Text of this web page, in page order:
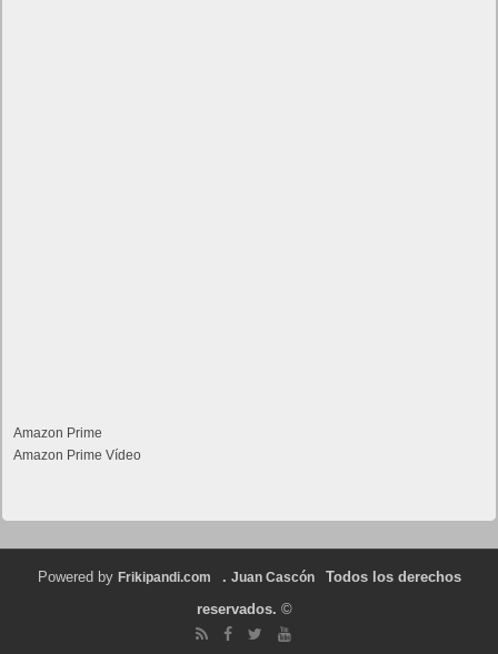
Amazon Prime
Amazon Prime Vídeo
Powered by Frikipandi.com . Juan Cascón
Todos los derechos
reservados. ©